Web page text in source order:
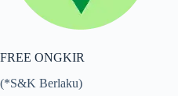
FREE ONGKIR
(*S&K Berlaku)